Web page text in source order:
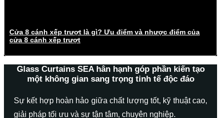
Cửa 8 cánh xếp trượt là gì? Ưu điểm và nhược điểm của
cửa 8 cánh xếp trượt
Glass Curtains SEA hân hạnh góp phần kiến tạo
một không gian sang trọng tinh tế độc đáo
Sự kết hợp hoàn hảo giữa chất lượng tốt, kỹ thuật cao,
giải pháp tối ưu và sự tận tâm, chuyên nghiệp.